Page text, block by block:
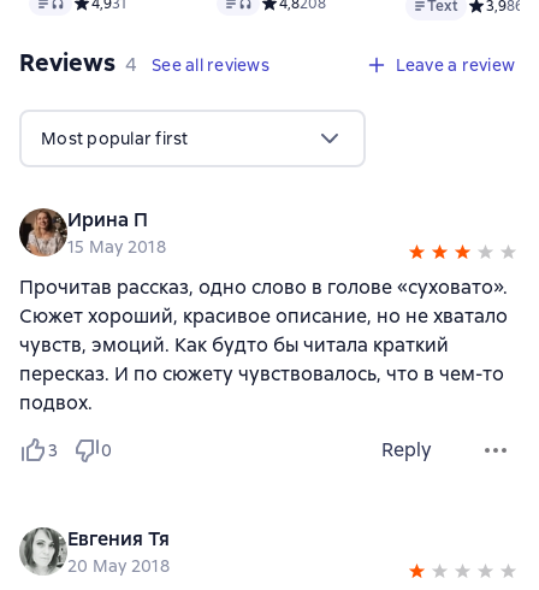
Text Средний
3,986
Reviews 4 reviews
4 See all reviews Leave a review
Most popular first
Ирина П
15 May 2018
Прочитав рассказ, одно слово в голове «суховато».
Сюжет хороший, красивое описание, но не хватало
чувств, эмоций. Как будто бы читала краткий
пересказ. И по сюжету чувствовалось, что в чем-то
подвох.
3 0 Reply
Евгения Тя
20 May 2018